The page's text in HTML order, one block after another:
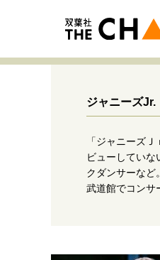
SPECIAL
サイト
キャリ
ジャニーズJr.
「ジャニーズ
ビューしてい
クダンサーなど
武道館でコンサ